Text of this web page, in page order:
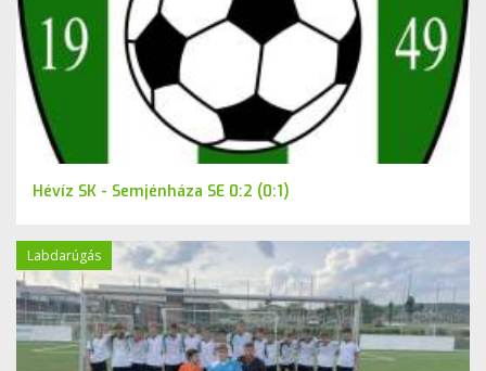
Hévíz SK - Semjénháza SE 0:2 (0:1)
Labdarúgás